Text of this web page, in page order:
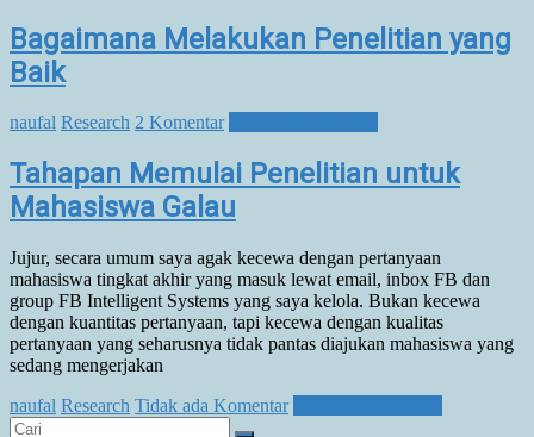
Bagaimana Melakukan Penelitian yang
Baik
naufal Research 2 Komentar
Tahapan Memulai Penelitian untuk
Mahasiswa Galau
Jujur, secara umum saya agak kecewa dengan pertanyaan
mahasiswa tingkat akhir yang masuk lewat email, inbox FB dan
group FB Intelligent Systems yang saya kelola. Bukan kecewa
dengan kuantitas pertanyaan, tapi kecewa dengan kualitas
pertanyaan yang seharusnya tidak pantas diajukan mahasiswa yang
sedang mengerjakan
naufal Research Tidak ada Komentar